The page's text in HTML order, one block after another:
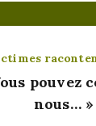
pouvez
nous… »